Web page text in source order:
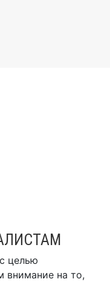
целью
внимание на то,